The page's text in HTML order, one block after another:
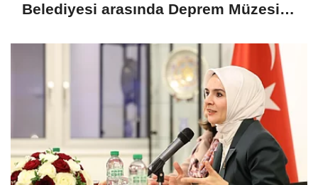
Belediyesi arasında Deprem Müzesi